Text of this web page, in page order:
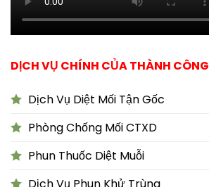
DỊCH VỤ CHÍNH CỦA THÀNH CÔNG
Dịch Vụ Diệt Mối Tận Gốc
Phòng Chống Mối CTXD
Phun Thuốc Diệt Muỗi